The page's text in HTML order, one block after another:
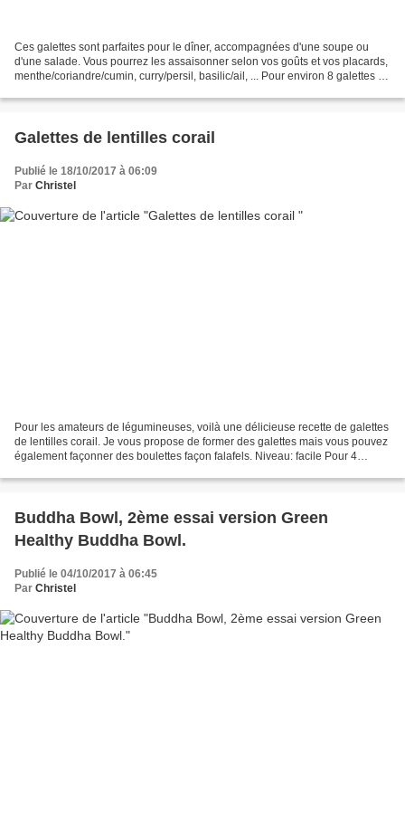
Ces galettes sont parfaites pour le dîner, accompagnées d'une soupe ou
d'une salade. Vous pourrez les assaisonner selon vos goûts et vos placards,
menthe/coriandre/cumin, curry/persil, basilic/ail, ... Pour environ 8 galettes de
Galettes de lentilles corail
Publié le 18/10/2017 à 06:09
Par Christel
Pour les amateurs de légumineuses, voilà une délicieuse recette de galettes
de lentilles corail. Je vous propose de former des galettes mais vous pouvez
également façonner des boulettes façon falafels. Niveau: facile Pour 4
Buddha Bowl, 2ème essai version Green
Healthy Buddha Bowl.
Publié le 04/10/2017 à 06:45
Par Christel